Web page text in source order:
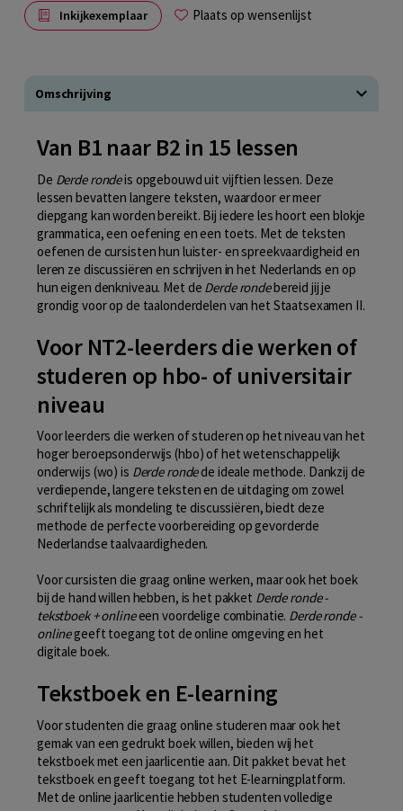
Inkijkexemplaar Plaats op wensenlijst
Omschrijving
Van B1 naar B2 in 15 lessen
De Derde rondeis opgebouwd uit vijftien lessen. Deze
lessen bevatten langere teksten, waardoor er meer
diepgang kan worden bereikt. Bij iedere les hoort een blokje
grammatica, een oefening en een toets. Met de teksten
oefenen de cursisten hun luister- en spreekvaardigheid en
leren ze discussiëren en schrijven in het Nederlands en op
hun eigen denkniveau. Met de Derde rondebereid jij je
grondig voor op de taalonderdelen van het Staatsexamen II.
Voor NT2-leerders die werken of
studeren op hbo- of universitair
niveau
Voor leerders die werken of studeren op het niveau van het
hoger beroepsonderwijs (hbo) of het wetenschappelijk
onderwijs (wo) is Derde rondede ideale methode. Dankzij de
verdiepende, langere teksten en de uitdaging om zowel
schriftelijk als mondeling te discussiëren, biedt deze
methode de perfecte voorbereiding op gevorderde
Nederlandse taalvaardigheden.
Voor cursisten die graag online werken, maar ook het boek
bij de hand willen hebben, is het pakket Derde ronde -
tekstboek + onlineeen voordelige combinatie. Derde ronde -
onlinegeeft toegang tot de online omgeving en het
digitale boek.
Tekstboek en E-learning
Voor studenten die graag online studeren maar ook het
gemak van een gedrukt boek willen, bieden wij het
tekstboek met een jaarlicentie aan. Dit pakket bevat het
tekstboek en geeft toegang tot het E-learningplatform.
Met de online jaarlicentie hebben studenten volledige